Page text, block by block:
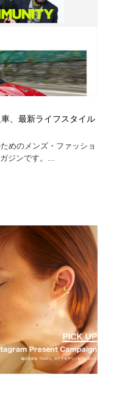
、最新ライフスタイル
めのメンズ・ファッショ
ジンです。...